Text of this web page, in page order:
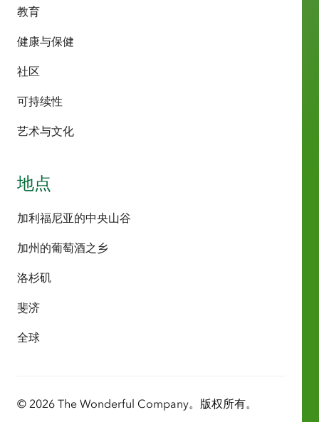
教育
健康与保健
社区
可持续性
艺术与文化
地点
加利福尼亚的中央山谷
加州的葡萄酒之乡
洛杉矶
斐济
全球
© 2026 The Wonderful Company。版权所有。